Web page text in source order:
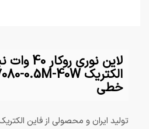
لاین نوری
خطی
تولید ایران و محصولی از فاین